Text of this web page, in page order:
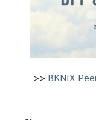
>> BKNIX